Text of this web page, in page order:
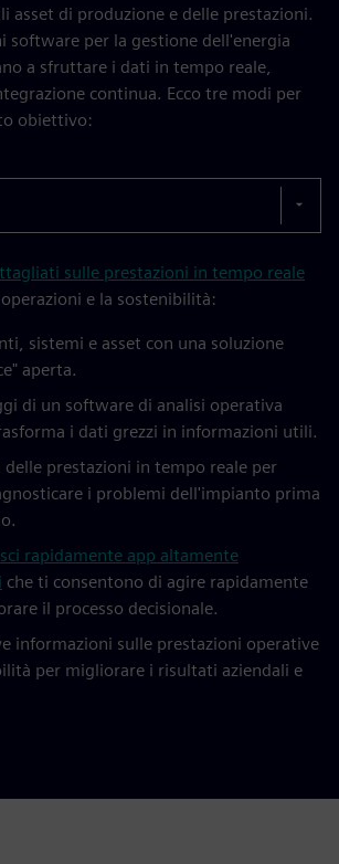
asset di produzione e delle prestazioni.
software per la gestione dell'energia
a sfruttare i dati in tempo reale,
continua. Ecco tre modi per
obiettivo:
sulle prestazioni in tempo reale
e la sostenibilità:
sistemi e asset con una soluzione
aperta.
di un software di analisi operativa
i dati grezzi in informazioni utili.
delle prestazioni in tempo reale per
i problemi dell'impianto prima
rapidamente app altamente
che ti consentono di agire rapidamente
il processo decisionale.
informazioni sulle prestazioni operative
per migliorare i risultati aziendali e